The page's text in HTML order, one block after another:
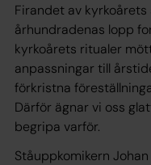
Firandet av
århundradenas lopp
kyrkoårets ritualer
anpassningar till
förkristna
Därför ägnar vi oss
begripa varför.
Ståuppkomikern